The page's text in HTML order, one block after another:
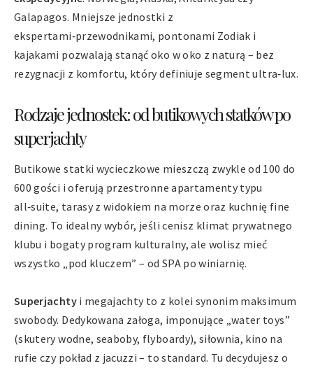
Galapagos. Mniejsze jednostki z
ekspertami‑przewodnikami, pontonami Zodiak i
kajakami pozwalają stanąć oko w oko z naturą – bez
rezygnacji z komfortu, który definiuje segment ultra‑lux.
Rodzaje jednostek: od butikowych statków po
superjachty
Butikowe statki wycieczkowe mieszczą zwykle od 100 do
600 gości i oferują przestronne apartamenty typu
all‑suite, tarasy z widokiem na morze oraz kuchnię fine
dining. To idealny wybór, jeśli cenisz klimat prywatnego
klubu i bogaty program kulturalny, ale wolisz mieć
wszystko „pod kluczem” – od SPA po winiarnię.
Superjachtyi megajachty to z kolei synonim maksimum
swobody. Dedykowana załoga, imponujące „water toys”
(skutery wodne, seaboby, flyboardy), siłownia, kino na
rufie czy pokład z jacuzzi – to standard. Tu decydujesz o